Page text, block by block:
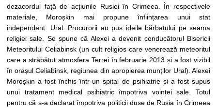
dezacordul față de acțiunile Rusiei în Crimeea. În respectivele
materiale, Moroșkin mai propune înființarea unui stat
independent: Ural. Procurorii au pus ideile bărbatului pe seama
religiei sale. Se spune că Alexei a devenit conducătorul Bisericii
Meteoritului Celiabinsk (un cult religios care venerează meteoritul
care a străbătut atmosfera Terrei în februarie 2013 și a fost vizibil
în orașul Celiabinsk, regiunea din apropierea munților Ural). Alexei
Moroșkin a fost închis într-un spital de psihiatrie și a fost supus
unui tratament medical psihiatric împotriva voinței sale. Totul
pentru că s-a declarat împotriva politicii duse de Rusia în Crimeea